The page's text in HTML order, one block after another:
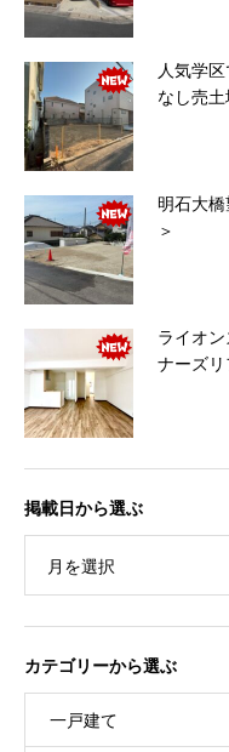
人気学
なし売
明石大
＞
ライオ
ナーズ
掲載日から選ぶ
月を選択
カテゴリーから選ぶ
一戸建て